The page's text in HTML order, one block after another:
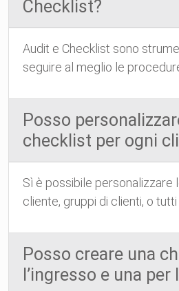
Checklist?
Audit e Checklist sono
seguire al meglio le
Posso
checklist per ogni
Sì è possibile personalizzare
cliente, gruppi di clienti, o tutti
Posso creare una
l’ingresso e una per